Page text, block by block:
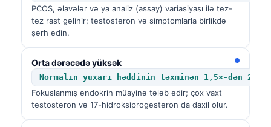
PCOS, əlavələr və ya analiz (assay) variasiyası ilə tez-
tez rast gəlinir; testosteron və simptomlarla birlikdə
şərh edin.
Orta dərəcədə yüksək
Normalın yuxarı həddinin təxminən 1,5×-dən 2×-ə
Fokuslanmış endokrin müayinə tələb edir; çox vaxt
testosteron və 17-hidroksiprogesteron da daxil olur.